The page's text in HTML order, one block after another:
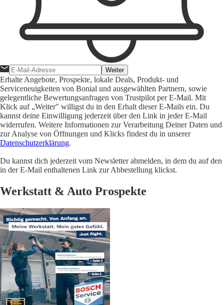
Weiter
Erhalte Angebote, Prospekte, lokale Deals, Produkt- und
Serviceneuigkeiten von Bonial und ausgewählten Partnern, sowie
gelegentliche Bewertungsanfragen von Trustpilot per E-Mail. Mit
Klick auf „Weiter" willigst du in den Erhalt dieser E-Mails ein. Du
kannst deine Einwilligung jederzeit über den Link in jeder E-Mail
widerrufen. Weitere Informationen zur Verarbeitung Deiner Daten und
zur Analyse von Öffnungen und Klicks findest du in unserer
Datenschutzerklärung.
Du kannst dich jederzeit vom Newsletter abmelden, in dem du auf den
in der E-Mail enthaltenen Link zur Abbestellung klickst.
Werkstatt & Auto Prospekte